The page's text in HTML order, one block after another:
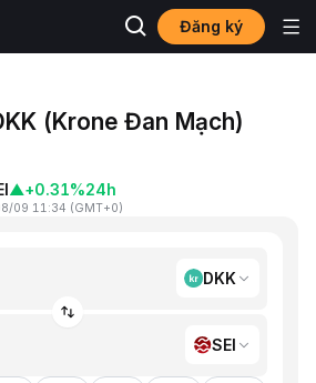
Đăng ký
(Krone Đan Mạch)
▲+0.31%24h
09 11:34 (GMT+0)
DKK
SEI